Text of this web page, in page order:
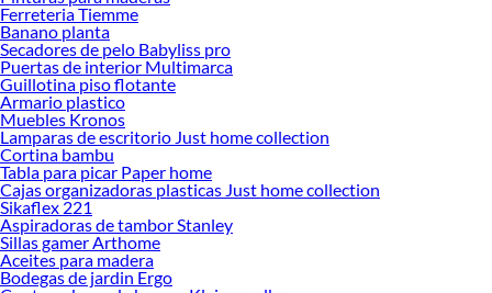
Ferreteria Tiemme
Banano planta
Secadores de pelo Babyliss pro
Puertas de interior Multimarca
Guillotina piso flotante
Armario plastico
Muebles Kronos
Lamparas de escritorio Just home collection
Cortina bambu
Tabla para picar Paper home
Cajas organizadoras plasticas Just home collection
Sikaflex 221
Aspiradoras de tambor Stanley
Sillas gamer Arthome
Aceites para madera
Bodegas de jardin Ergo